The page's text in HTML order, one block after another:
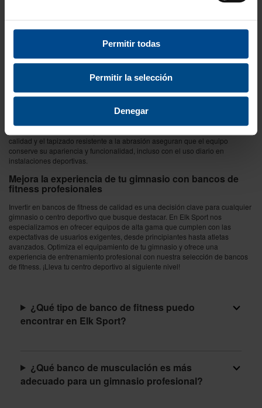
Permitir todas
Permitir la selección
Denegar
Desde posiciones planas hasta declinadas e inclinadas, como el
regulable de fitness
bancos de fitness de Elk Sport ofrecen la flexibilidad que buscan los
entrenadores y atletas, maximizando la activación muscular y facilitando
calidad y el tapizado resistente a la abrasión aseguran que el equipo
conserve su apariencia y funcionalidad, incluso con el uso diario en
instalaciones deportivas.
Mejora la experiencia de tu gimnasio con bancos de
fitness profesionales
Invertir en bancos de fitness de calidad es una decisión clave para cualquier
gimnasio o centro deportivo que busque destacar. En Elk Sport nos
especializamos en ofrecer equipos de alta gama que cumplen con las
expectativas de usuarios exigentes, desde principiantes hasta atletas
avanzados. Optimiza el equipamiento de tu gimnasio y ofrece una
experiencia de entrenamiento profesional con nuestra selección de bancos
de fitness. ¡Lleva tu centro deportivo al siguiente nivel!
¿Qué tipo de banco de fitness puedo
encontrar en Elk Sport?
¿Qué banco de musculación es más
adecuado para un gimnasio profesional?